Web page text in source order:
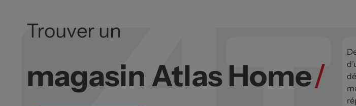
Trouver un
magasin Atlas Home/